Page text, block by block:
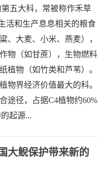
第五大科，常被称作禾草
活和生产息息相关的粮食
、大麦、小米、燕麦），
物（如甘蔗），生物燃料
植物（如竹类和芦苇）。
物界经济价值最大的科。
途径，占据C4植物约60%
起源...
大鲵保护带来新的